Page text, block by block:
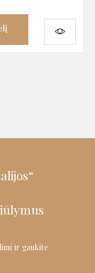
ir gaukite